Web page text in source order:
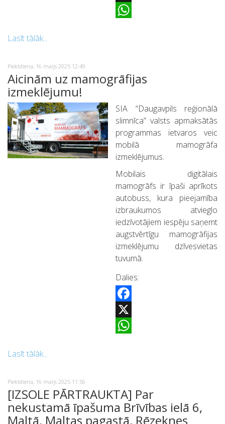
X
Lasīt tālāk...
Piektdiena, 16 maijs 2025 12:49
Aicinām uz mamogrāfijas
izmeklējumu!
SIA “Daugavpils reģionālā
slimnīca” valsts apmaksātās
programmas ietvaros veic
mobilā mamogrāfa
izmeklējumus.
Mobilais digitālais
mamogrāfs ir īpaši aprīkots
autobuss, kura pieejamība
izbraukumos atvieglo
iedzīvotājiem iespēju saņemt
augstvērtīgu mamogrāfijas
izmeklējumu dzīvesvietas
tuvumā.
Dalies:
Facebook
X
Lasīt tālāk...
Piektdiena, 16 maijs 2025 11:56
[IZSOLE PĀRTRAUKTA] Par
nekustamā īpašuma Brīvības ielā 6,
Maltā, Maltas pagastā, Rēzeknes